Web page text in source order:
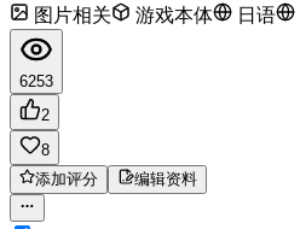
图片相关 游戏本体 日语
6253
2
8
添加评分
编辑资料